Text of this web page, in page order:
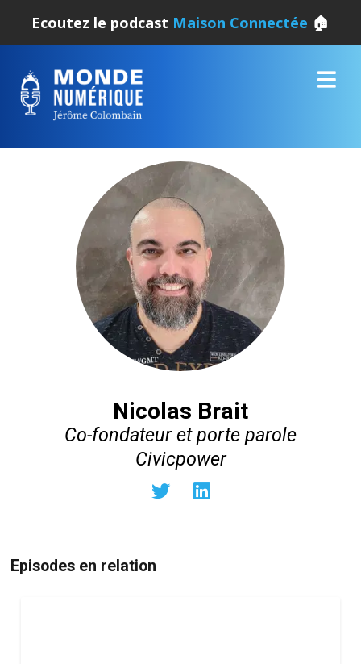
Ecoutez le podcast Maison Connectée 🏠
Nicolas Brait
Co-fondateur et porte parole
Civicpower
Episodes en relation